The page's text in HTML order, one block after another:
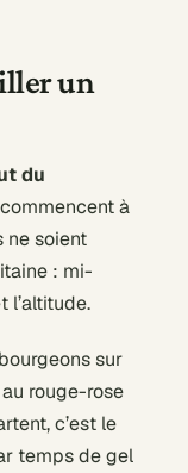
un
du
à
ne soient
: mi-
l’altitude.
sur
rouge-rose
c’est le
temps de gel